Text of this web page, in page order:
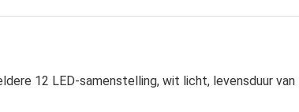
12 LED-samenstelling, wit licht, levensduur van